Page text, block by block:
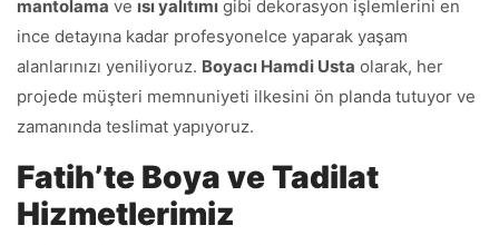
mantolama ve ısı yalıtımı gibi dekorasyon işlemlerini en
ince detayına kadar profesyonelce yaparak yaşam
alanlarınızı yeniliyoruz. Boyacı Hamdi Usta olarak, her
projede müşteri memnuniyeti ilkesini ön planda tutuyor ve
zamanında teslimat yapıyoruz.
Fatih’te Boya ve Tadilat
Hizmetlerimiz